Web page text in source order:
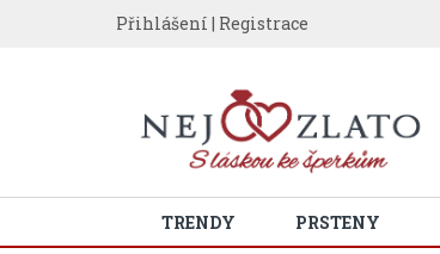
Přihlášení | Registrace
TRENDY PRSTENY